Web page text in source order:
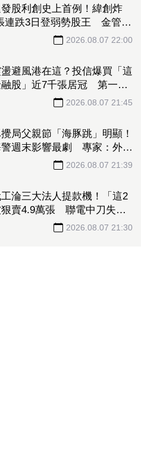
收年增88%、逼近去年全
千張
2026.08.07 22:30
元！「載板大廠」上半年
177倍 ABF漲50%、BT漲
2026.08.07 22:15